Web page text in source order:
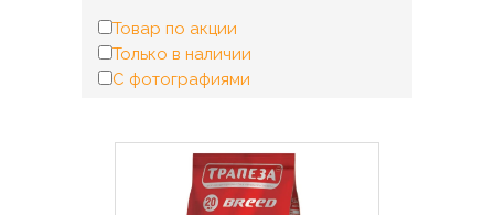
Товар по акции
Только в наличии
С фотографиями